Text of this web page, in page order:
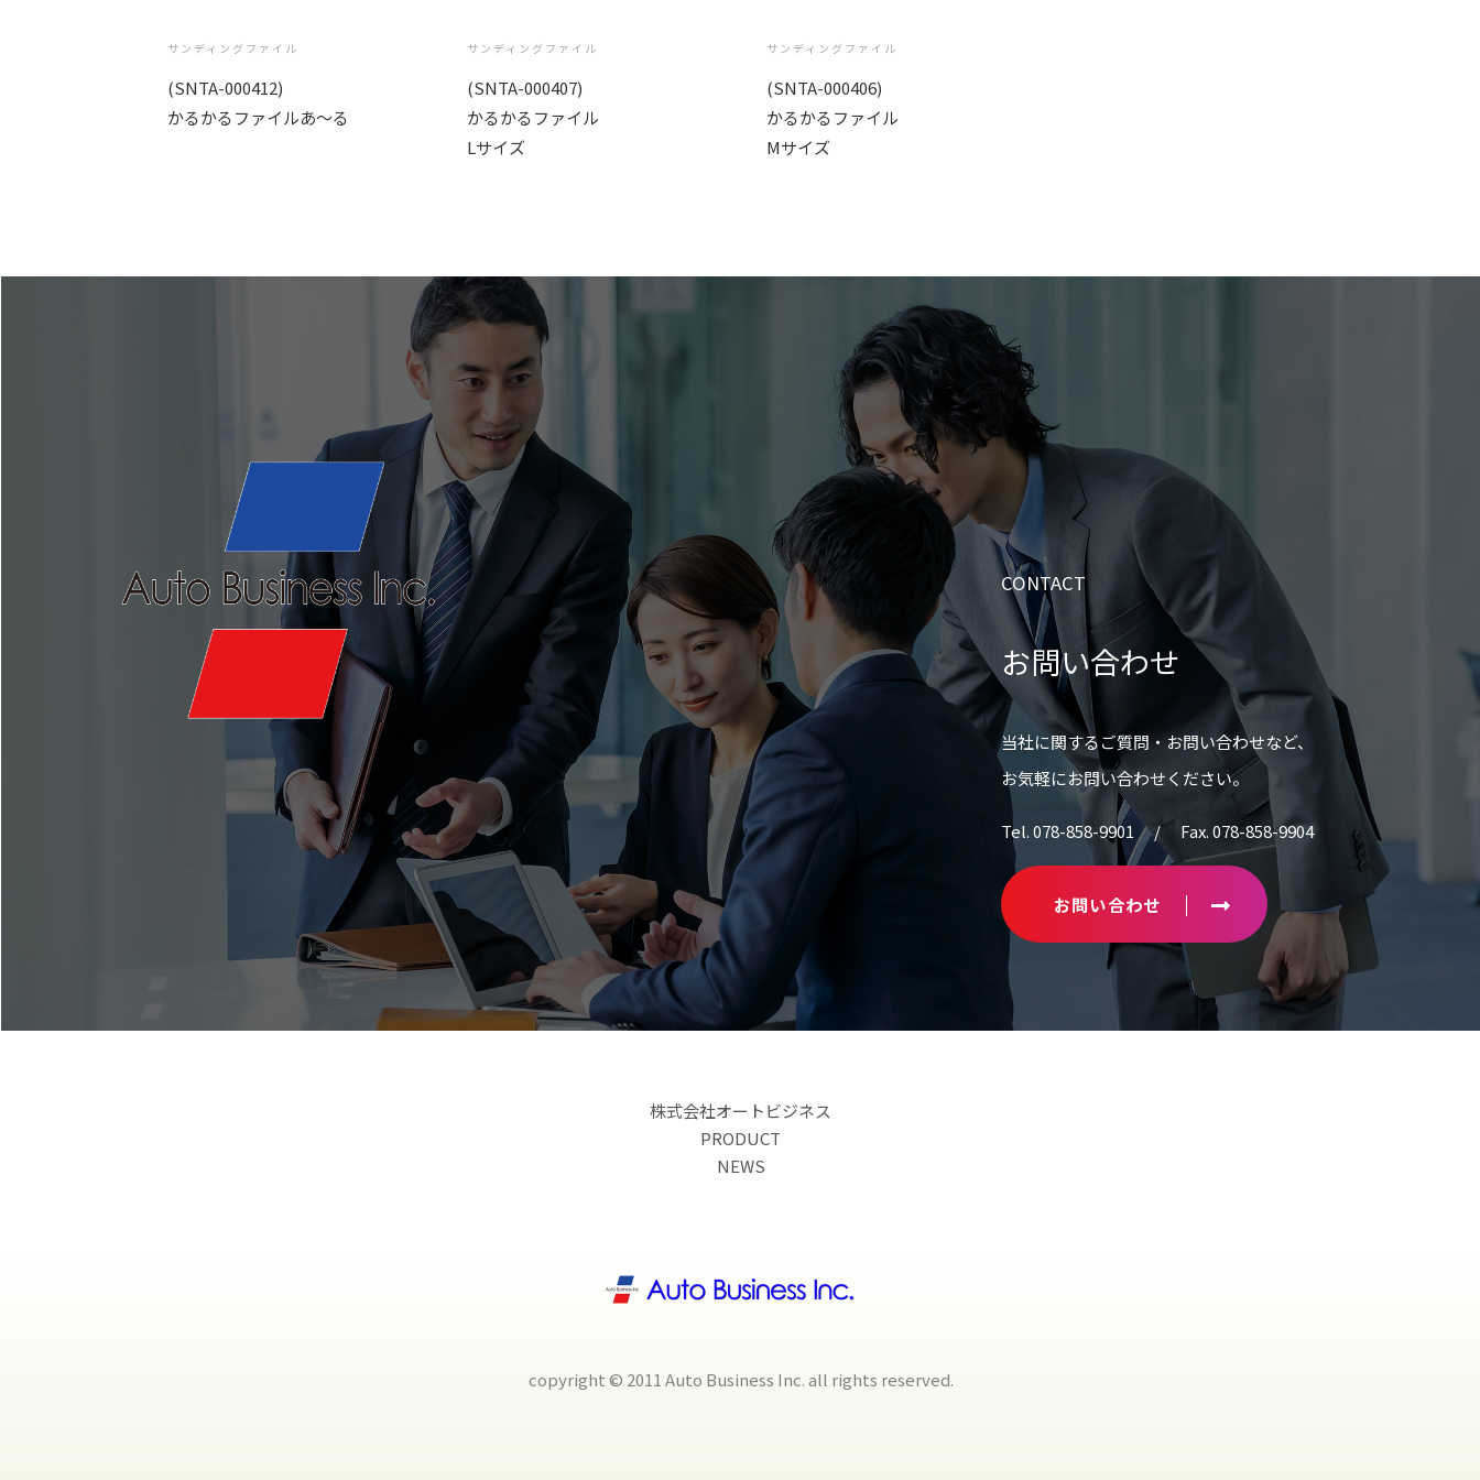
サンディングファイル
(SNTA-000412)
かるかるファイルあ〜る
サンディングファイル
(SNTA-000407)
かるかるファイル
Lサイズ
サンディングファイル
(SNTA-000406)
かるかるファイル
Mサイズ
CONTACT
お問い合わせ
当社に関するご質問・お問い合わせなど、
お気軽にお問い合わせください。
Tel. 078-858-9901 / Fax. 078-858-9904
お問い合わせ
株式会社オートビジネス
PRODUCT
NEWS
copyright © 2011 Auto Business Inc. all rights reserved.